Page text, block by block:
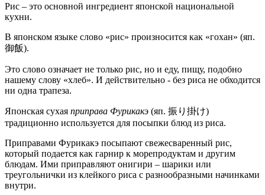
Рис – это основной ингредиент японской национальной
кухни.
В японском языке слово «рис» произносится как «гохан» (яп.
御飯).
Это слово означает не только рис, но и еду, пищу, подобно
нашему слову «хлеб». И действительно - без риса не обходится
ни одна трапеза.
Японская сухая приправа Фурикакэ (яп. 振り掛け)
традиционно используется для посыпки блюд из риса.
Приправами Фурикакэ посыпают свежесваренный рис,
который подается как гарнир к морепродуктам и другим
блюдам. Ими приправляют онигири – шарики или
треугольнички из клейкого риса с разнообразными начинками
внутри.